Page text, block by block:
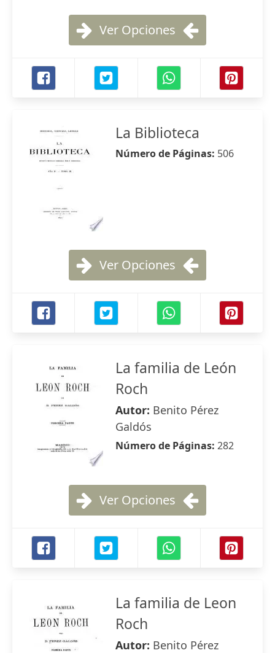
Ver Opciones
La Biblioteca
Número de Páginas: 506
Ver Opciones
La familia de León
Roch
Autor: Benito Pérez
Galdós
Número de Páginas: 282
Ver Opciones
La familia de Leon
Roch
Autor: Benito Pérez